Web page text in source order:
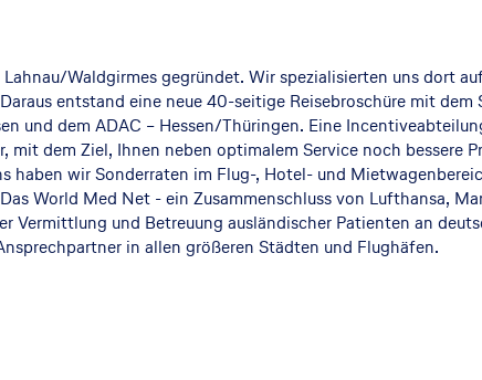
Waldgirmes gegründet. Wir spezialisierten uns dort
entstand eine neue 40-seitige Reisebroschüre mit
und dem ADAC – Hessen/Thüringen. Eine
dem Ziel, Ihnen neben optimalem Service noch bessere
haben wir Sonderraten im Flug-, Hotel- und
World Med Net - ein Zusammenschluss von Lufthansa,
Vermittlung und Betreuung ausländischer Patienten an
in allen größeren Städten und Flughäfen.